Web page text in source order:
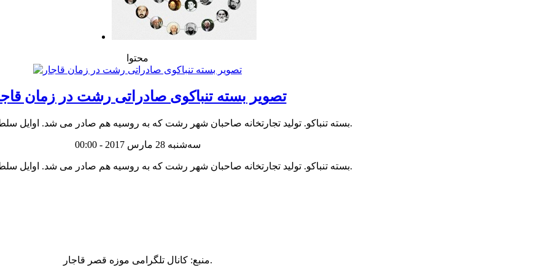
محتوا
تصویر بسته تنباکوی صادراتی رشت در زمان
بسته تنباکو. تولید تجارتخانه صاحبان شهر رشت که به روسیه هم صادر می شد. اوایل سلطنت احمدشاه قاجار.
سه‌شنبه 28 مارس 2017 - 00:00
بسته تنباکو. تولید تجارتخانه صاحبان شهر رشت که به روسیه هم صادر می شد. اوایل سلطنت احمدشاه قاجار.
منبع: کانال تلگرامی موزه قصر قاجار.